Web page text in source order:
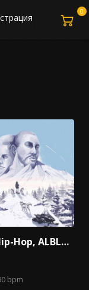
Sneg «Hip-Hop, ALBLAK 52, Душевный, Jahmal TGK»
bpm
0